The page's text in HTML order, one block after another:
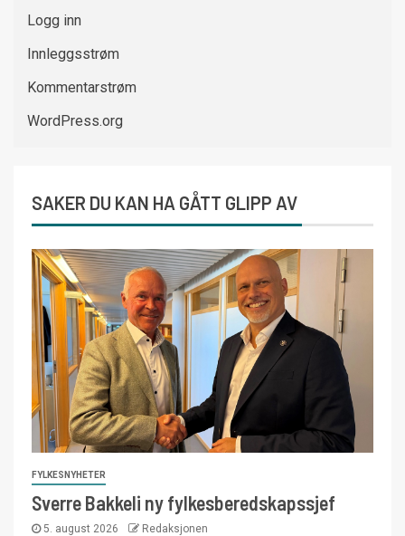
Logg inn
Innleggsstrøm
Kommentarstrøm
WordPress.org
SAKER DU KAN HA GÅTT GLIPP AV
FYLKESNYHETER
Sverre Bakkeli ny fylkesberedskapssjef
5. august 2026 Redaksjonen